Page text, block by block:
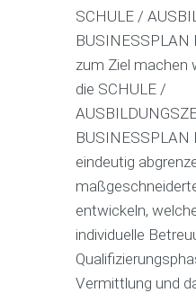
SCHULE /
BUSINESSPLAN
zum Ziel machen
die SCHULE /
BUSINESSPLAN
eindeutig
entwickeln,
individuelle
Vermittlung und